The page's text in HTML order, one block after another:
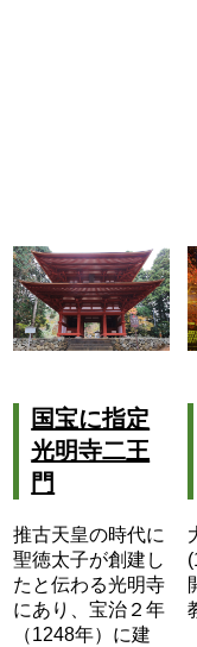
国宝に指定
光明寺二王
門
推古天皇の時代に
聖徳太子が創建し
たと伝わる光明寺
にあり、宝治２年
（1248年）に建